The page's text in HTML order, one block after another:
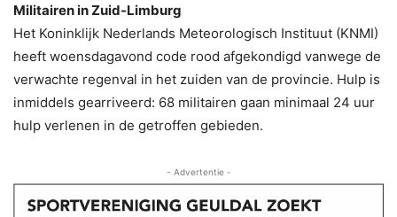
Militairen in Zuid-Limburg
Het Koninklijk Nederlands Meteorologisch Instituut (KNMI)
heeft woensdagavond code rood afgekondigd vanwege de
verwachte regenval in het zuiden van de provincie. Hulp is
inmiddels gearriveerd: 68 militairen gaan minimaal 24 uur
hulp verlenen in de getroffen gebieden.
- Advertentie -